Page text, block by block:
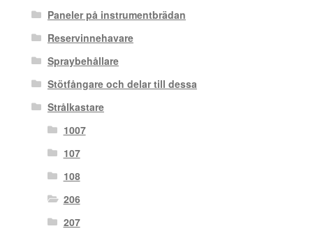
Paneler på instrumentbrädan
Reservinnehavare
Spraybehållare
Stötfångare och delar till dessa
Strålkastare
1007
107
108
206
207